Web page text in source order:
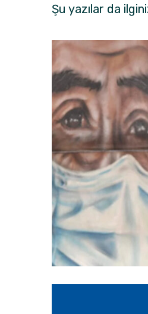
Şu yazılar da